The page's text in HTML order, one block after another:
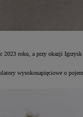
2023 roku, a przy okazji
wysokonapięciowe o